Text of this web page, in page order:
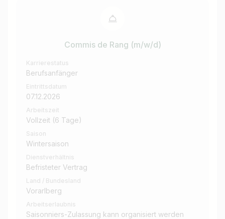
Commis de Rang (m/w/d)
Karrierestatus
Berufsanfänger
Eintrittsdatum
07.12.2026
Arbeitszeit
Vollzeit (6 Tage)
Saison
Wintersaison
Dienstverhältnis
Befristeter Vertrag
Land / Bundesland
Vorarlberg
Arbeitserlaubnis
Saisonniers-Zulassung kann organisiert werden